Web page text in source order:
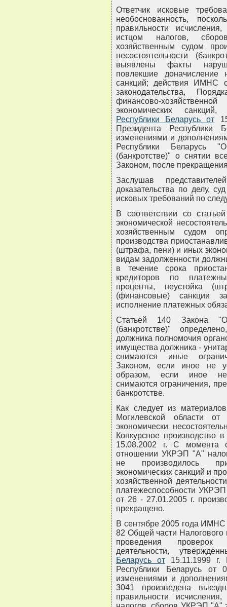
Ответчик исковые
необоснованность,
правильности
истцом налогов,
хозяйственным судом
несостоятельности
выявлены факты
повлекшие доначисление
санкций; действия ИМНС
законодательства,
финансово-
экономических
Республики Беларусь от
Президента
изменениями и
Республики Беларусь
(банкротстве)" о снятии
Законом, после
Заслушав
доказательства по делу,
исковых требований по
В соответствии со
экономической
хозяйственным судом
производства
(штрафа, пени) и иных
видам задолженности
в течение срока
кредиторов по
проценты, неустойка
(финансовые) санкции
исполнение платежных
Статьей 140 Закона "Об
(банкротстве)"
должника полномочия
имущества должника -
снимаются иные
Законом, если иное не
образом, если иное не
снимаются ограничения,
банкротстве.
Как следует из
Могилевской области
экономически
Конкурсное производство
15.08.2002 г. С момента
отношении УКРЭП "А"
не производилось
экономических санкций и
хозяйственной
платежеспособности
от 26 - 27.01.2005 г.
прекращено.
В сентябре 2005 года ИМНС
82 Общей части Налогового
проведения проверок
деятельности,
Беларусь от15.11.1999 г.
Республики Беларусь
изменениями и
3041 произведена
правильности